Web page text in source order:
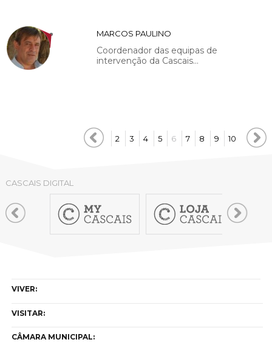
MARCOS PAULINO
Coordenador das equipas de
intervenção da Cascais...
2 3 4 5 6 7 8 9 10
CASCAIS DIGITAL
VIVER:
VISITAR:
CÂMARA MUNICIPAL: